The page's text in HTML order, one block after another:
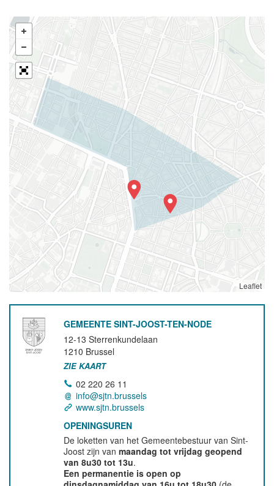
Leaflet
GEMEENTE SINT-JOOST-TEN-NODE
12-13 Sterrenkundelaan
1210 Brussel
ZIE KAART
02 220 26 11
info@sjtn.brussels
www.sjtn.brussels
OPENINGSUREN
De loketten van het Gemeentebestuur van Sint-
Joost zijn vanmaandag tot vrijdag geopend
van 8u30 tot 13u.
Een permanentie is open op